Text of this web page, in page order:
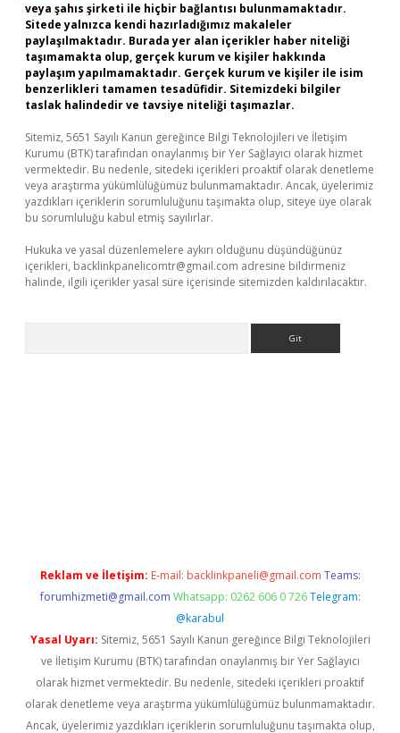
veya şahıs şirketi ile hiçbir bağlantısı bulunmamaktadır.
Sitede yalnızca kendi hazırladığımız makaleler
paylaşılmaktadır. Burada yer alan içerikler haber niteliği
taşımamakta olup, gerçek kurum ve kişiler hakkında
paylaşım yapılmamaktadır. Gerçek kurum ve kişiler ile isim
benzerlikleri tamamen tesadüfidir. Sitemizdeki bilgiler
taslak halindedir ve tavsiye niteliği taşımazlar.
Sitemiz, 5651 Sayılı Kanun gereğince Bilgi Teknolojileri ve İletişim
Kurumu (BTK) tarafından onaylanmış bir Yer Sağlayıcı olarak hizmet
vermektedir. Bu nedenle, sitedeki içerikleri proaktif olarak denetleme
veya araştırma yükümlülüğümüz bulunmamaktadır. Ancak, üyelerimiz
yazdıkları içeriklerin sorumluluğunu taşımakta olup, siteye üye olarak
bu sorumluluğu kabul etmiş sayılırlar.
Hukuka ve yasal düzenlemelere aykırı olduğunu düşündüğünüz
içerikleri, backlinkpanelicomtr@gmail.com adresine bildirmeniz
halinde, ilgili içerikler yasal süre içerisinde sitemizden kaldırılacaktır.
Reklam ve İletişim: E-mail: backlinkpaneli@gmail.com Teams:
forumhizmeti@gmail.com Whatsapp: 0262 606 0 726 Telegram:
@karabul
Yasal Uyarı: Sitemiz, 5651 Sayılı Kanun gereğince Bilgi Teknolojileri
ve İletişim Kurumu (BTK) tarafından onaylanmış bir Yer Sağlayıcı
olarak hizmet vermektedir. Bu nedenle, sitedeki içerikleri proaktif
olarak denetleme veya araştırma yükümlülüğümüz bulunmamaktadır.
Ancak, üyelerimiz yazdıkları içeriklerin sorumluluğunu taşımakta olup,